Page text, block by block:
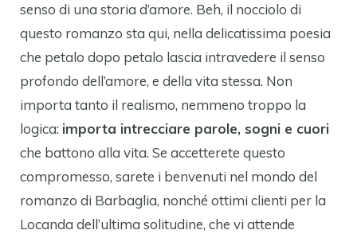
senso di una storia d’amore. Beh, il nocciolo di
questo romanzo sta qui, nella delicatissima poesia
che petalo dopo petalo lascia intravedere il senso
profondo dell’amore, e della vita stessa. Non
importa tanto il realismo, nemmeno troppo la
logica: importa intrecciare parole, sogni e cuori
che battono alla vita. Se accetterete questo
compromesso, sarete i benvenuti nel mondo del
romanzo di Barbaglia, nonché ottimi clienti per la
Locanda dell’ultima solitudine, che vi attende